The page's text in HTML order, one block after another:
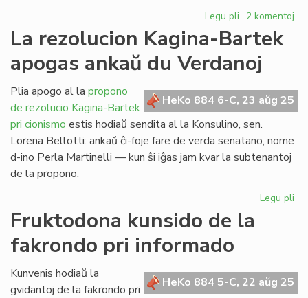
Legu pli pri
deklaro
de
ELI
pri
la
en
Gaza
2 komentoj
La rezolucion Kagina-Bartek
apogas ankaŭ du Verdanoj
HeKo 884 6-C, 23 aŭg 25
Plia apogo al la propono
de rezolucio Kagina-Bartek
pri cionismo estis hodiaŭ sendita al la Konsulino, sen.
Lorena Bellotti: ankaŭ ĉi-foje fare de verda senatano, nome
d-ino Perla Martinelli — kun ŝi iĝas jam kvar la subtenantoj
de la propono.
Legu pli
Fruktodona kunsido de la
fakrondo pri informado
HeKo 884 5-C, 22 aŭg 25
Kunvenis hodiaŭ la
gvidantoj de la fakrondo pri